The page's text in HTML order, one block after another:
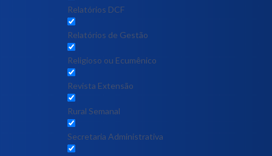
Relatórios DCF
Relatórios de Gestão
Religioso ou Ecumênico
Revista Extensão
Rural Semanal
Secretaria Administrativa